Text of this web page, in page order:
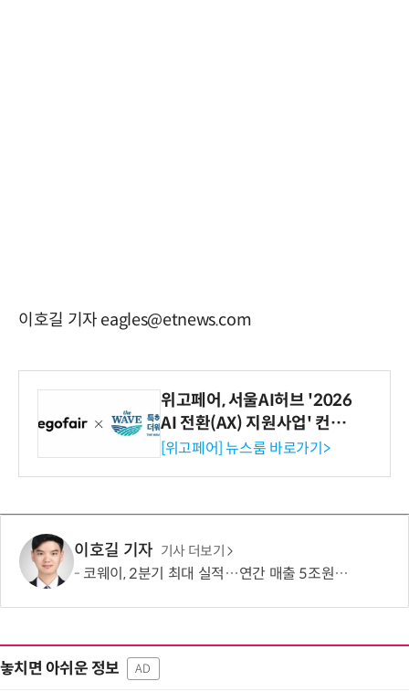
이호길 기자 eagles@etnews.com
위고페어, 서울AI허브 '2026
AI 전환(AX) 지원사업' 컨소
시엄 선정
[위고페어] 뉴스룸 바로가기>
이호길 기자 기사 더보기
코웨이, 2분기 최대 실적…연간 매출 5조원·영업이익 1조원 '순항'
놓치면 아쉬운 정보 AD